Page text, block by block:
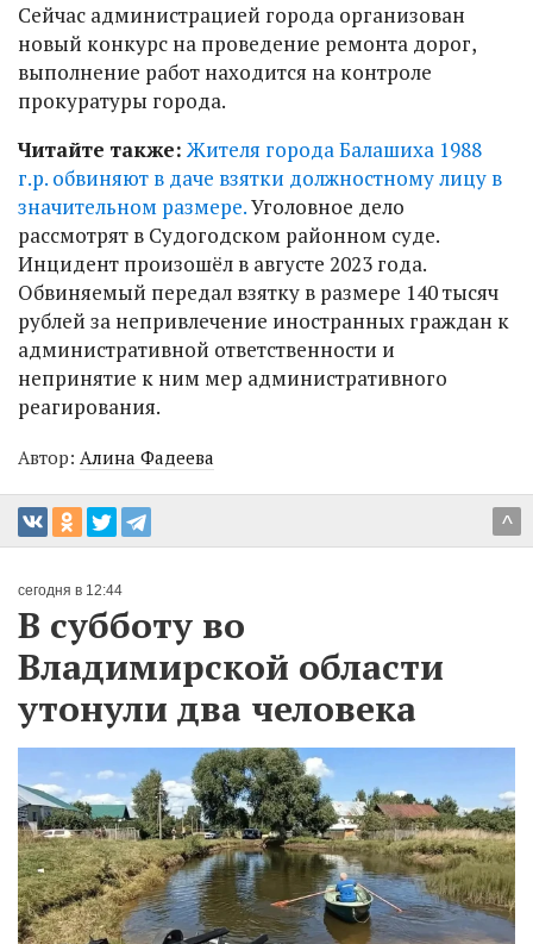
Сейчас администрацией города организован
новый конкурс на проведение ремонта дорог,
выполнение работ находится на контроле
прокуратуры города.
Читайте также: Жителя города Балашиха 1988
г.р. обвиняют в даче взятки должностному лицу в
значительном размере.Уголовное дело
рассмотрят в Судогодском районном суде.
Инцидент произошёл в августе 2023 года.
Обвиняемый передал взятку в размере 140 тысяч
рублей за непривлечение иностранных граждан к
административной ответственности и
непринятие к ним мер административного
реагирования.
Автор: Алина Фадеева
^
сегодня в 12:44
В субботу во
Владимирской области
утонули два человека